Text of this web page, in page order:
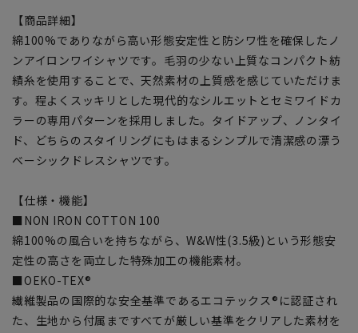
【商品詳細】
綿100%でありながら高い形態安定性と防シワ性を確保したノ
ンアイロンワイシャツです。毛羽の少ない上質なコンパクト紡
績糸を使用することで、天然素材の上質感を感じていただけま
す。程よくスッキリとした現代的なシルエットとセミワイドカ
ラーの専用パターンを採用しました。タイドアップ、ノンタイ
ド、どちらのスタイリングにもはまるシンプルで清潔感の漂う
ベーシックドレスシャツです。
【仕様・機能】
■NON IRON COTTON 100
綿100%の風合いを持ちながら、W&W性(3.5級)という形態安
定性の高さを両立した特殊加工の機能素材。
■OEKO-TEX®
繊維製品の国際的な安全基準であるエコテックス®に認証され
た、生地から付属まですべてが厳しい基準をクリアした素材を